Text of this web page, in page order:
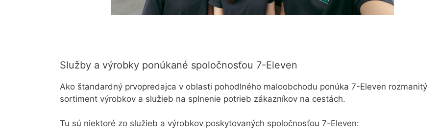
Služby a výrobky ponúkané spoločnosťou 7-Eleven
Ako štandardný prvopredajca v oblasti pohodlného maloobchodu ponúka 7-Eleven rozmanitý
sortiment výrobkov a služieb na splnenie potrieb zákazníkov na cestách.
Tu sú niektoré zo služieb a výrobkov poskytovaných spoločnosťou 7-Eleven: